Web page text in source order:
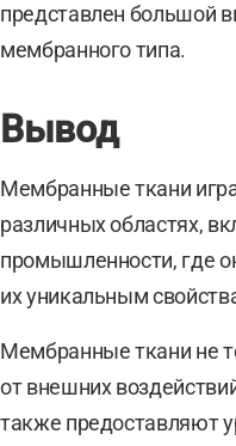
представлен большой
мембранного типа.
Вывод
Мембранные ткани
различных областях,
промышленности, где
их уникальным
Мембранные ткани не
от внешних
также предоставляют